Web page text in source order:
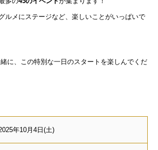
ルメにステージなど、楽しいことがいっぱいで
に、この特別な一日のスタートを楽しんでくだ
年10月4日(土)